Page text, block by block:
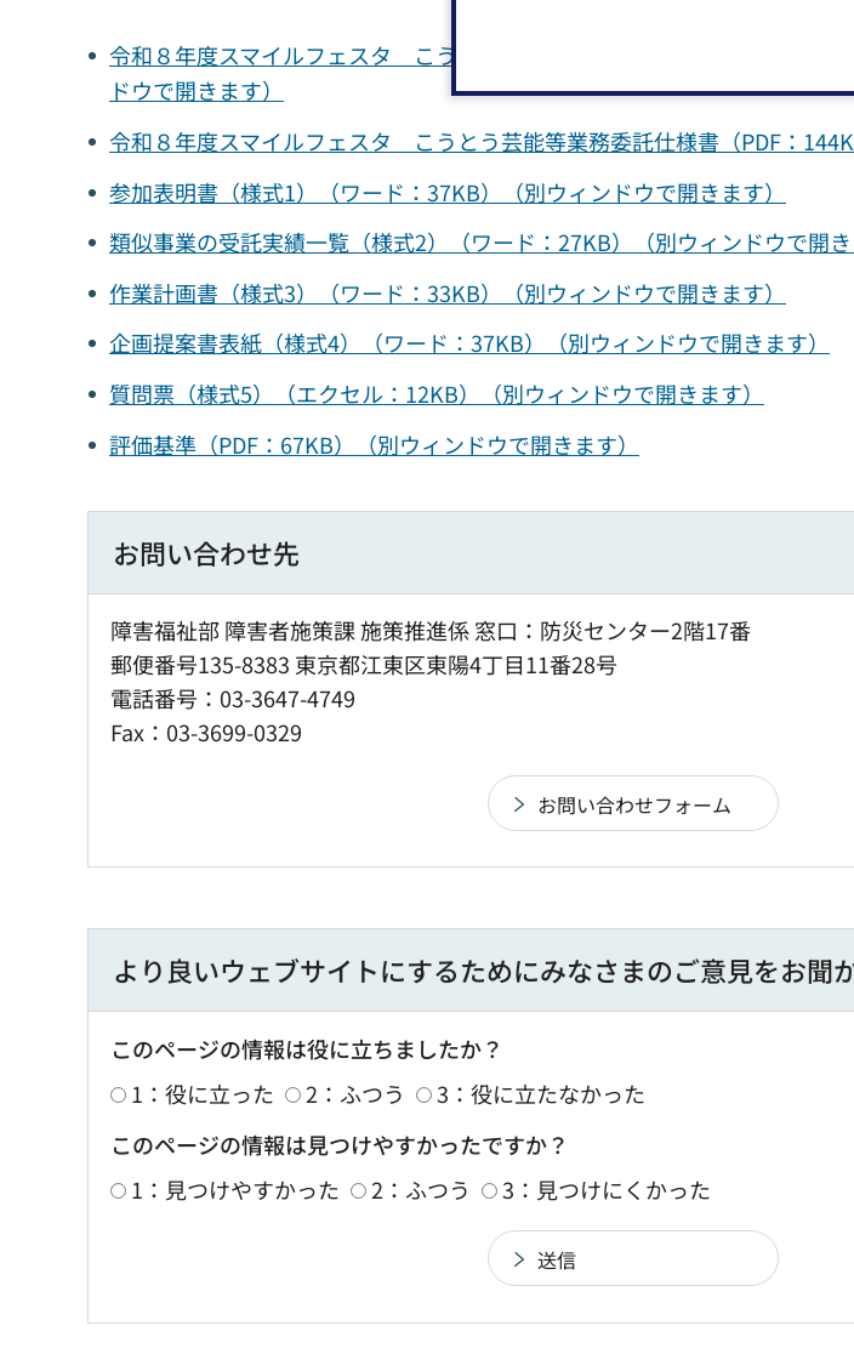
令和８年度スマイルフェスタ こうとう芸能等業務委託 プロポーザル実施
ドウで開きます）
令和８年度スマイルフェスタ こうとう芸能等業務委託仕様書（PDF：
参加表明書（様式1）（ワード：37KB）（別ウィンドウで開きます）
類似事業の受託実績一覧（様式2）（ワード：27KB）（別ウィンドウで開き
作業計画書（様式3）（ワード：33KB）（別ウィンドウで開きます）
企画提案書表紙（様式4）（ワード：37KB）（別ウィンドウで開きます）
質問票（様式5）（エクセル：12KB）（別ウィンドウで開きます）
評価基準（PDF：67KB）（別ウィンドウで開きます）
お問い合わせ先
障害福祉部 障害者施策課 施策推進係 窓口：防災センター2階17番
郵便番号135-8383 東京都江東区東陽4丁目11番28号
電話番号：03-3647-4749
Fax：03-3699-0329
より良いウェブサイトにするためにみなさまのご意見をお聞
このページの情報は役に立ちましたか？
1：役に立った
2：ふつう
3：役に立たなかった
このページの情報は見つけやすかったですか？
1：見つけやすかった
2：ふつう 3：見つけにくかった